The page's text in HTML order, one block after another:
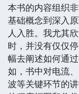
本书的内容组织
基础概念到深入
人入胜。我尤其
时，并没有仅仅
幅去阐述如何通
如，书中对电流
波等关键环节的